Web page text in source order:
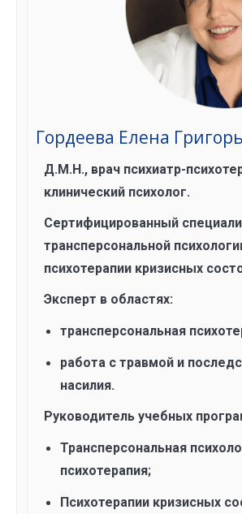
Гордеева Елена
Д.М.Н., врач психиатр-
клинический психолог.
Сертифицированный
трансперсональной
психотерапии кризисных
Эксперт в областях:
трансперсональная
работа с травмой и
насилия.
Руководитель учебных
Трансперсональная
психотерапия;
Психотерапии кризисных